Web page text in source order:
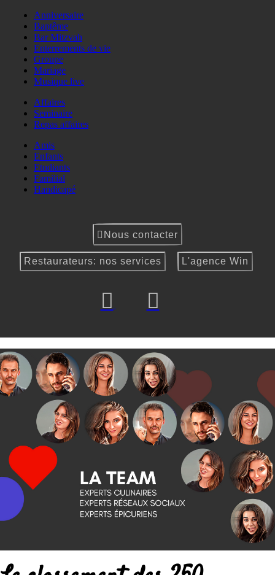
Anniversaire
Baptême
Bar Mitzvah
Enterrements de vie
Groupe
Mariage
Musique live
Affaires
Seminaire
Repas affaires
Amis
Enfants
Etudiants
Familial
Handicapé
Nous contacter
Restaurateurs: nos services L'agence Win